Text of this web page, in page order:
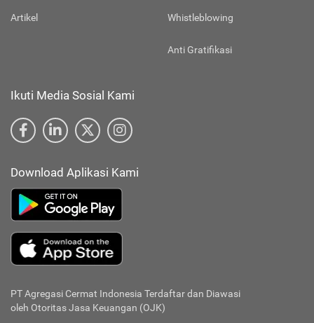
Artikel Whistleblowing
Anti Gratifikasi
Ikuti Media Sosial Kami
Download Aplikasi Kami
PT Agregasi Cermat Indonesia Terdaftar dan Diawasi
oleh Otoritas Jasa Keuangan (OJK)